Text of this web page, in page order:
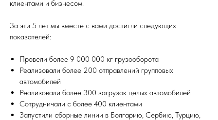
клиентами и бизнесом.
За эти 5 лет мы вместе с вами достигли следующих
показателей:
Провели более 9 000 000 кг грузооборота
Реализовали более 200 отправлений групповых
автомобилей
Реализовали более 300 загрузок целых автомобилей
Сотрудничали с более 400 клиентами
Запустили сборные линии в Болгарию, Сербию, Турцию,